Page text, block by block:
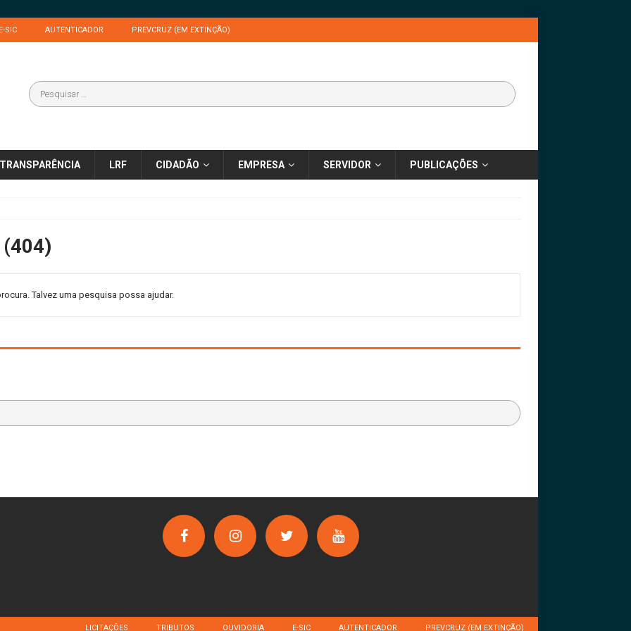
SIC AUTENTICADOR PREVCRUZ (EM EXTINÇÃO)
TRANSPARÊNCIA LRF CIDADÃO EMPRESA SERVIDOR PUBLICAÇÕES
Talvez uma pesquisa possa ajudar.
LICITAÇÕES TRIBUTOS OUVIDORIA E-SIC AUTENTICADOR PREVCRUZ (EM EXTINÇÃO)